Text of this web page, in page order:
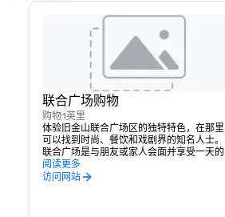
联合广场购物
购物1英里
体验旧金山联合广场区的独特特色，在那里
可以找到时尚、餐饮和戏剧界的知名人士。
联合广场是与朋友或家人会面并享受一天的
购物、用餐、看戏或看电影的好地方。
阅读更多
访问网站